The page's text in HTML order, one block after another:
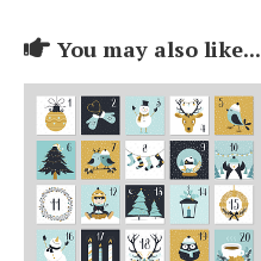
You may also like...